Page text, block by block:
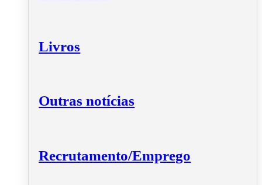
Livros
Outras notícias
Recrutamento/Emprego